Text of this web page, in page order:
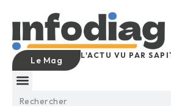
Le Mag L'ACTU VU PAR